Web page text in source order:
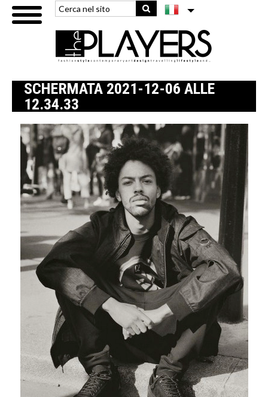
SCHERMATA 2021-12-06 ALLE
12.34.33